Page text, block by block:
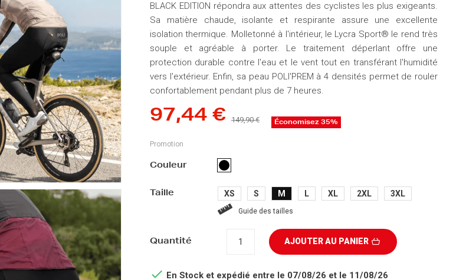
BLACK EDITION répondra aux attentes des cyclistes les plus exigeants.
Sa matière chaude, isolante et respirante assure une excellente
isolation thermique. Molletonné à l'intérieur, le Lycra Sport® le rend très
souple et agréable à porter. Le traitement déperlant offre une
protection durable contre l'eau et le vent tout en transférant l'humidité
vers l'extérieur. Enfin, sa peau POLI'PREM à 4 densités permet de rouler
confortablement pendant plus de 7 heures.
97,44 € 149,90 € Économisez 35%
Promotion
Couleur NOIR
Taille XS S M L XL 2XL 3XL
Guide des tailles
Quantité AJOUTER AU PANIER
 En Stock et expédié entre le 07/08/26 et le 11/08/26